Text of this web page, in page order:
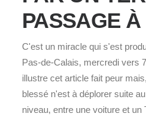
PASSAGE
C'est un miracle qui s'est
Pas-de-Calais, mercredi vers
illustre cet article fait peur
blessé n'est à déplorer suite
niveau, entre une voiture et